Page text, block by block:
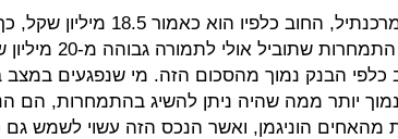
מבחינת בנק מרכנתיל, החוב כלפיו הוא
אינטרס לנהל התמחרות
הבנק נמוך מהסכום הזה. מי שנפגעים במצב
יותר ממה שהיה ניתן להשיג בהתמחרות, הם
מהאחים הוניגמן, ואשר הנכס הזה עשוי לשמש גם